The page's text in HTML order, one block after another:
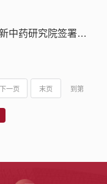
我校附属曙光医院与创新中药研究院签署战略合作协议，共谋临床中药学研究所建设
下一页 末页 到第